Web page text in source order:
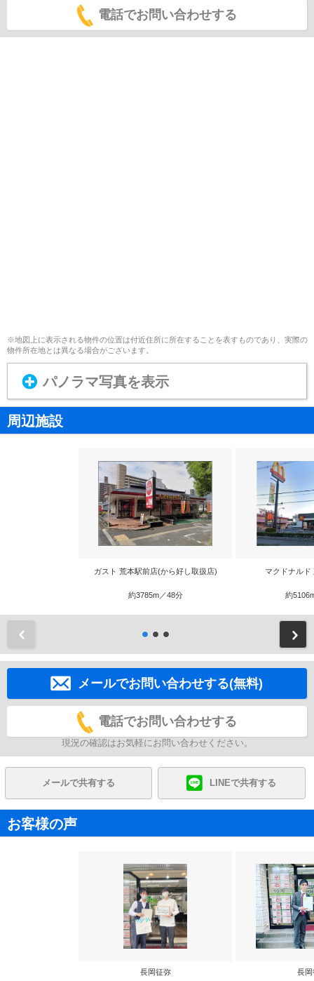
電話でお問い合わせする
※地図上に表示される物件の位置は付近住所に所在することを表すものであり、実際の
物件所在地とは異なる場合がございます。
パノラマ写真を表示
周辺施設
ガスト 荒本駅前店(から好し取扱店)
約3785m／48分
マクドナルド
約
メールでお問い合わせする(無料)
電話でお問い合わせする
現況の確認はお気軽にお問い合わせください。
メールで共有する LINEで共有する
お客様の声
長岡征弥 長岡